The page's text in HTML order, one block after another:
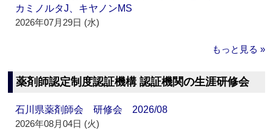
カミノルタJ、キヤノンMS
2026年07月29日 (水)
もっと見る »
薬剤師認定制度認証機構 認証機関の生涯研修会
石川県薬剤師会 研修会 2026/08
2026年08月04日 (火)